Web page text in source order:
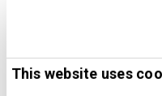
This website uses
rappresenta i
materia cui